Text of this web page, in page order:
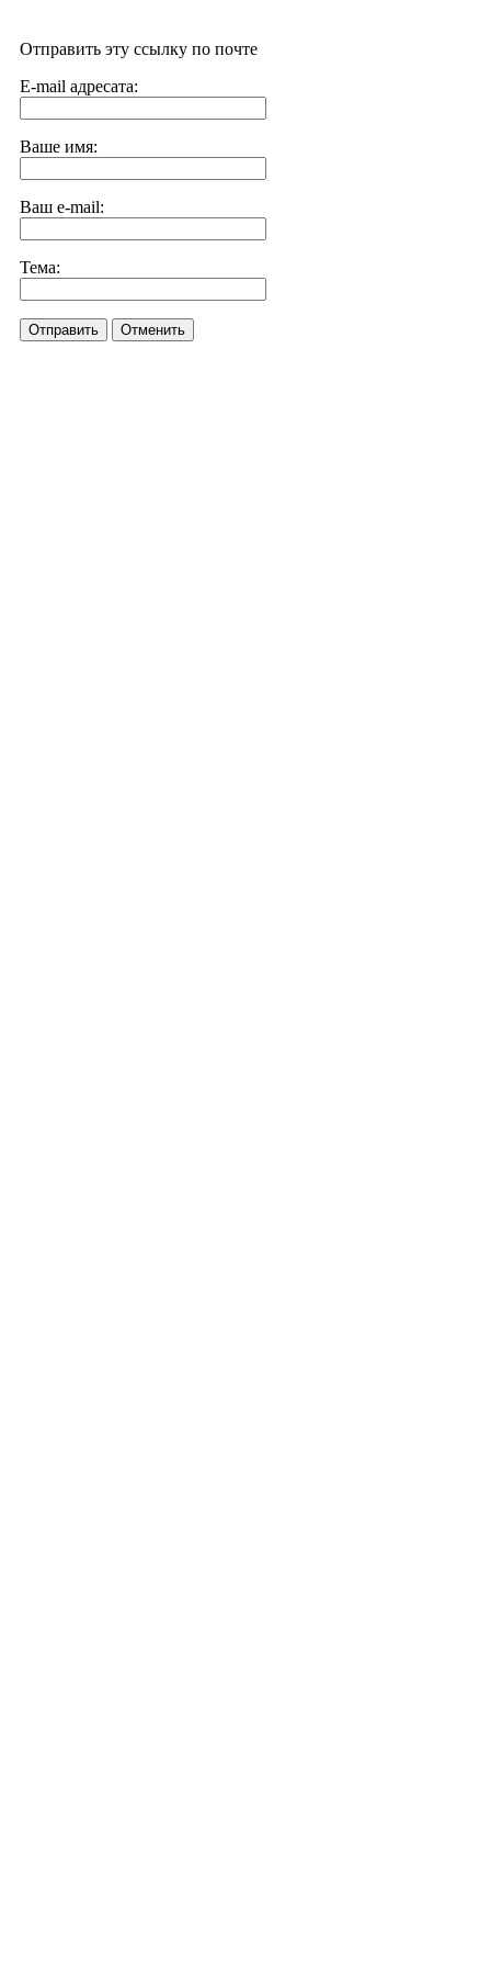
Отправить эту ссылку по почте
E-mail адресата:
Ваше имя:
Ваш e-mail:
Тема:
Отправить Отменить